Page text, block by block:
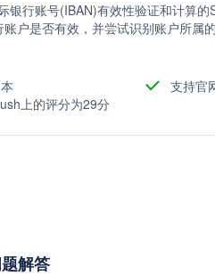
银行账号(IBAN)有效性验证和计算
户是否有效，并尝试识别账户所属
支持官
上的评分为29分
解答